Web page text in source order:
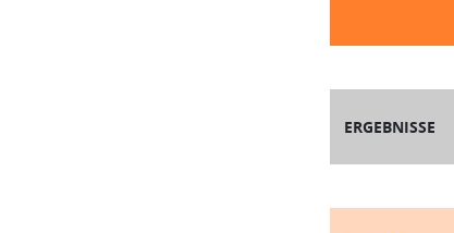
ERGEBNISSE